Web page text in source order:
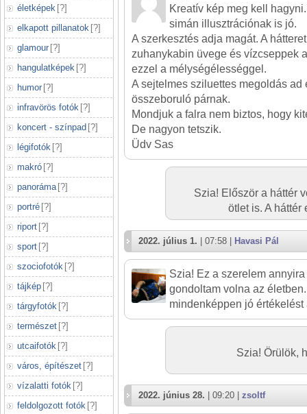
életképek [?]
elkapott pillanatok [?]
glamour [?]
hangulatképek [?]
humor [?]
infravörös fotók [?]
koncert - színpad [?]
légifotók [?]
makró [?]
panoráma [?]
portré [?]
riport [?]
sport [?]
szociofotók [?]
tájkép [?]
tárgyfotók [?]
természet [?]
utcaifotók [?]
város, építészet [?]
vízalatti fotók [?]
feldolgozott fotók [?]
Kreatív kép meg kell
simán illusztrációnak is jó.
A szerkesztés adja magát. A
zuhanykabin üvege és vízcseppek
ezzel a mélységélességgel.
A sejtelmes sziluettes megoldás ad
összeboruló párnak.
Mondjuk a falra nem biztos, hogy
De nagyon tetszik.
Üdv Sas
Szia! Először a háttér
ötlet is. A háttér
2022. július 1. | 07:58 | Havasi Pál
Szia! Ez a szerelem
gondoltam volna az
mindenképpen jó értékelést
Szia! Örülök,
2022. június 28. | 09:20 | zsoltf